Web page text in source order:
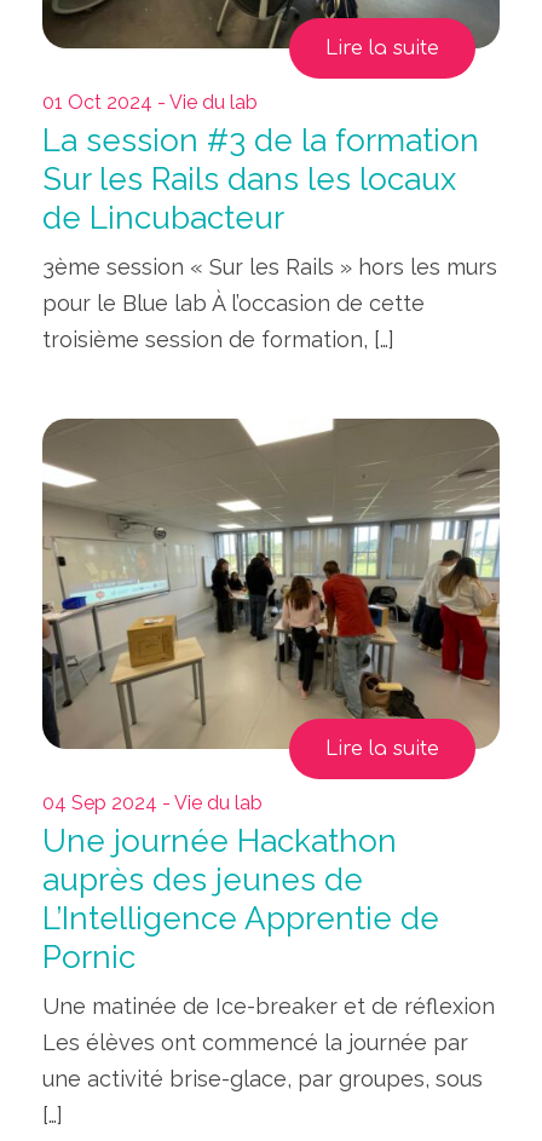
Lire la suite
01 Oct 2024 - Vie du lab
La session #3 de la formation
Sur les Rails dans les locaux
de Lincubacteur
3ème session « Sur les Rails » hors les murs
pour le Blue lab À l’occasion de cette
troisième session de formation, […]
Lire la suite
04 Sep 2024 - Vie du lab
Une journée Hackathon
auprès des jeunes de
L’Intelligence Apprentie de
Pornic
Une matinée de Ice-breaker et de réflexion
Les élèves ont commencé la journée par
une activité brise-glace, par groupes, sous
[…]